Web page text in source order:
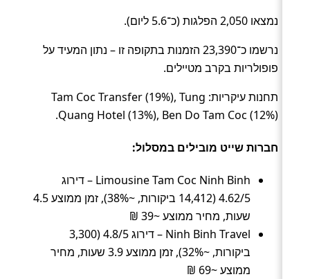
נמצאו 2,050 הפלגות (כ־5.6 ליום).
נרשמו כ־23,390 הזמנות בתקופה זו – נתון המעיד על
פופולריות בקרב מטיילים.
תחנות עיקריות: Tam Coc Transfer (19%), Tung
Quang Hotel (13%), Ben Do Tam Coc (12%).
חברות שייט מובילים במסלול:
Limousine Tam Coc Ninh Binh – דירוג
4.62/5 (14,412 ביקורות, ~38%), זמן ממוצע 4.5
שעות, מחיר ממוצע ~39 ₪
Ninh Binh Travel – דירוג 4.8/5 (3,300
ביקורות, ~32%), זמן ממוצע 3.9 שעות, מחיר
ממוצע ~69 ₪